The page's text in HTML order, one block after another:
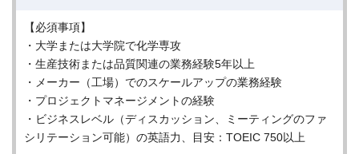
【必須事項】
・大学または大学院で化学専攻
・生産技術または品質関連の業務経験5年以上
・メーカー（工場）でのスケールアップの業務経験
・プロジェクトマネージメントの経験
・ビジネスレベル（ディスカッション、ミーティングのファ
シリテーション可能）の英語力、目安：TOEIC 750以上